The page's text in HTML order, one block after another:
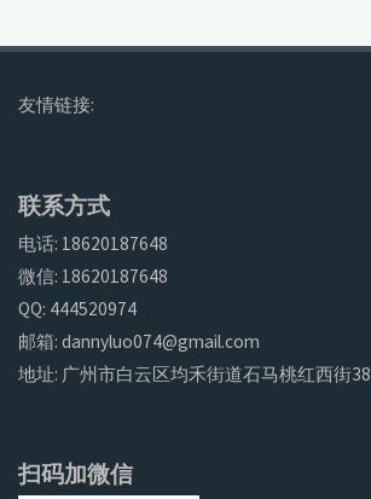
友情链接:
联系方式
电话: 18620187648
微信: 18620187648
QQ: 444520974
邮箱: dannyluo074@gmail.com
地址: 广州市白云区均禾街道石马桃红西街
扫码加微信